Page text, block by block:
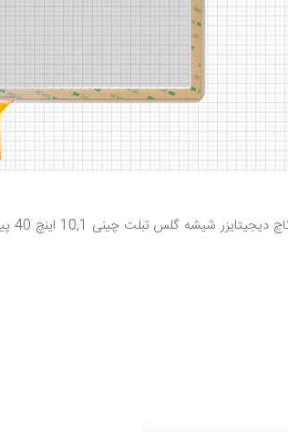
دیجیتایزر شیشه گلس تبلت چینی 10,1 اینچ 40 پین نومی Nomi A10100